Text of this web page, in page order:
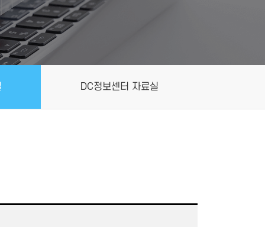
DC정보센터 자료실